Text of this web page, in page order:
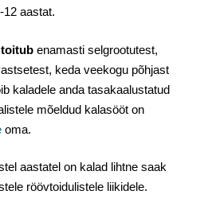
12 aastat.
toitubenamasti selgrootutest,
keda veekogu põhjast
kaladele anda tasakaalustatud
mõeldud kalasööt on
oma.
aastatel on kalad lihtne saak
röövtoidulistele liikidele.